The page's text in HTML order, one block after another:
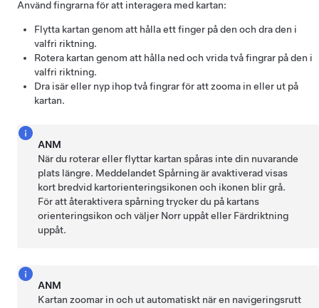
Använd fingrarna för att interagera med kartan:
Flytta kartan genom att hålla ett finger på den och dra den i
valfri riktning.
Rotera kartan genom att hålla ned och vrida två fingrar på den i
valfri riktning.
Dra isär eller nyp ihop två fingrar för att zooma in eller ut på
kartan.
ANM
När du roterar eller flyttar kartan spåras inte din nuvarande
plats längre. Meddelandet Spårning är avaktiverad visas
kort bredvid kartorienteringsikonen och ikonen blir grå.
För att återaktivera spårning trycker du på kartans
orienteringsikon och väljer Norr uppåt eller Färdriktning
uppåt.
ANM
Kartan zoomar in och ut automatiskt när en navigeringsrutt